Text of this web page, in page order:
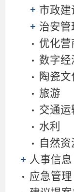
市政建
治安管
优化营
数字经
陶瓷
旅游
交通运
水利
自然资
人事信息
应急管理